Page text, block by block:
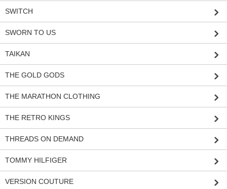
SWITCH
SWORN TO US
TAIKAN
THE GOLD GODS
THE MARATHON CLOTHING
THE RETRO KINGS
THREADS ON DEMAND
TOMMY HILFIGER
VERSION COUTURE